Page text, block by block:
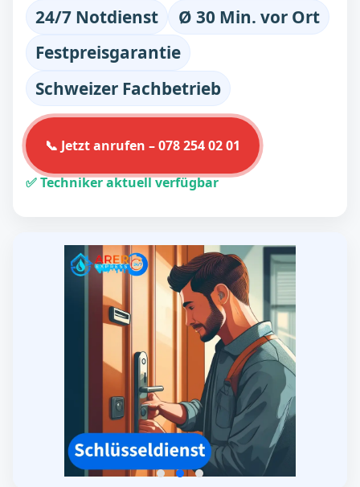
24/7 Notdienst
Ø 30 Min. vor Ort
Festpreisgarantie
Schweizer Fachbetrieb
📞 Jetzt anrufen – 078 254 02 01
✅ Techniker aktuell verfügbar